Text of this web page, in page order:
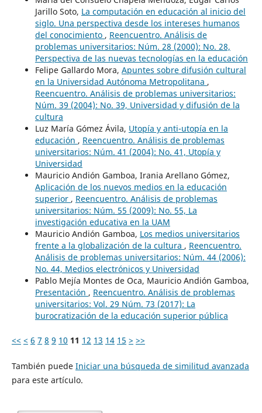
Jarillo Soto, La computación en educación al inicio del
siglo. Una perspectiva desde los intereses humanos
del conocimiento , Reencuentro. Análisis de
problemas universitarios: Núm. 28 (2000): No. 28,
Perspectiva de las nuevas tecnologías en la educación
Felipe Gallardo Mora, Apuntes sobre difusión cultural
en la Universidad Autónoma Metropolitana ,
Reencuentro. Análisis de problemas universitarios:
Núm. 39 (2004): No. 39, Universidad y difusión de la
cultura
Luz María Gómez Ávila, Utopía y anti-utopía en la
educación , Reencuentro. Análisis de problemas
universitarios: Núm. 41 (2004): No. 41, Utopía y
Universidad
Mauricio Andión Gamboa, Irania Arellano Gómez,
Aplicación de los nuevos medios en la educación
superior , Reencuentro. Análisis de problemas
universitarios: Núm. 55 (2009): No. 55, La
investigación educativa en la UAM
Mauricio Andión Gamboa, Los medios universitarios
frente a la globalización de la cultura , Reencuentro.
Análisis de problemas universitarios: Núm. 44 (2006):
No. 44, Medios electrónicos y Universidad
Pablo Mejía Montes de Oca, Mauricio Andión Gamboa,
Presentación , Reencuentro. Análisis de problemas
universitarios: Vol. 29 Núm. 73 (2017): La
burocratización de la educación superior pública
<< < 6 7 8 9 10 11 12 13 14 15 > >>
También puede Iniciar una búsqueda de similitud avanzada
para este artículo.